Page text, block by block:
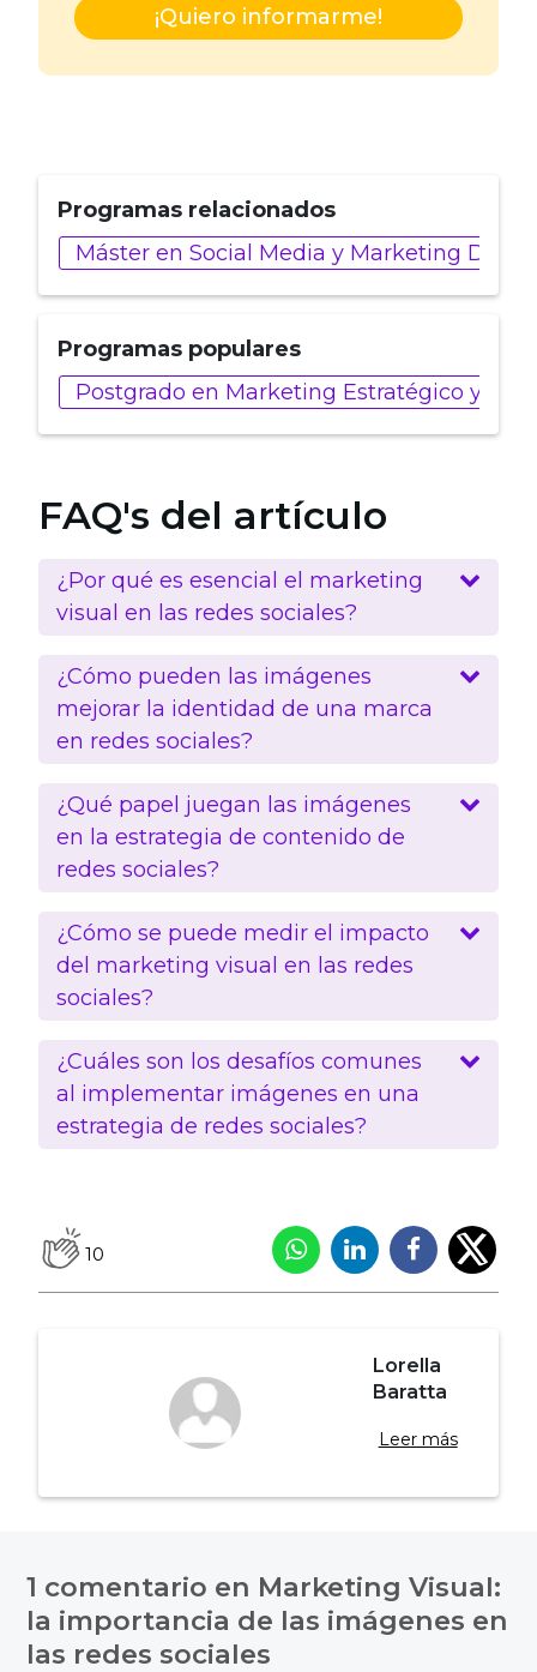
¡Quiero informarme!
Programas relacionados
Máster en Social Media y Marketing
Programas populares
Postgrado en Marketing Estratégico y de
FAQ's del artículo
¿Por qué es esencial el marketing
visual en las redes sociales?
¿Cómo pueden las imágenes
mejorar la identidad de una marca
en redes sociales?
¿Qué papel juegan las imágenes
en la estrategia de contenido de
redes sociales?
¿Cómo se puede medir el impacto
del marketing visual en las redes
sociales?
¿Cuáles son los desafíos comunes
al implementar imágenes en una
estrategia de redes sociales?
10
Lorella
Baratta
Leer más
entradas
1 comentario en Marketing Visual:
la importancia de las imágenes en
las redes sociales